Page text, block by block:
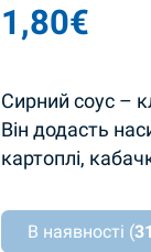
1,80€
Сирний соус –
Він додасть
картоплі,
В наявності (31